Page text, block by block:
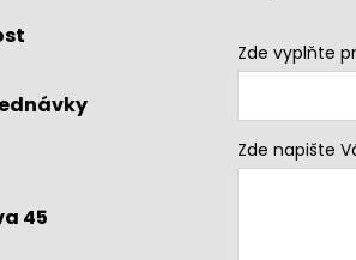
45
Zde vyplňte
Zde napište